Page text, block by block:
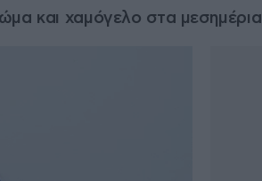
και χαμόγελο στα μεσημέρια